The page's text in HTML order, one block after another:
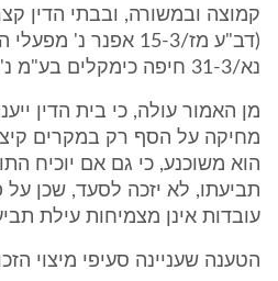
קמוצה ובמשורה, ובבתי הדין
(דב"ע מז/15-3 אפנר נ'
נא/31-3 חיפה כימקלים בע"מ נ' כלפון, פד"ע כב 518).
מן האמור עולה, כי בית הדין
מחיקה על הסף רק במקרים
הוא משוכנע, כי גם אם יוכיח
תביעתו, לא יזכה לסעד, שכן על
עובדות אינן מצמיחות עילת
הטענה שעניינה סעיפי מיצוי